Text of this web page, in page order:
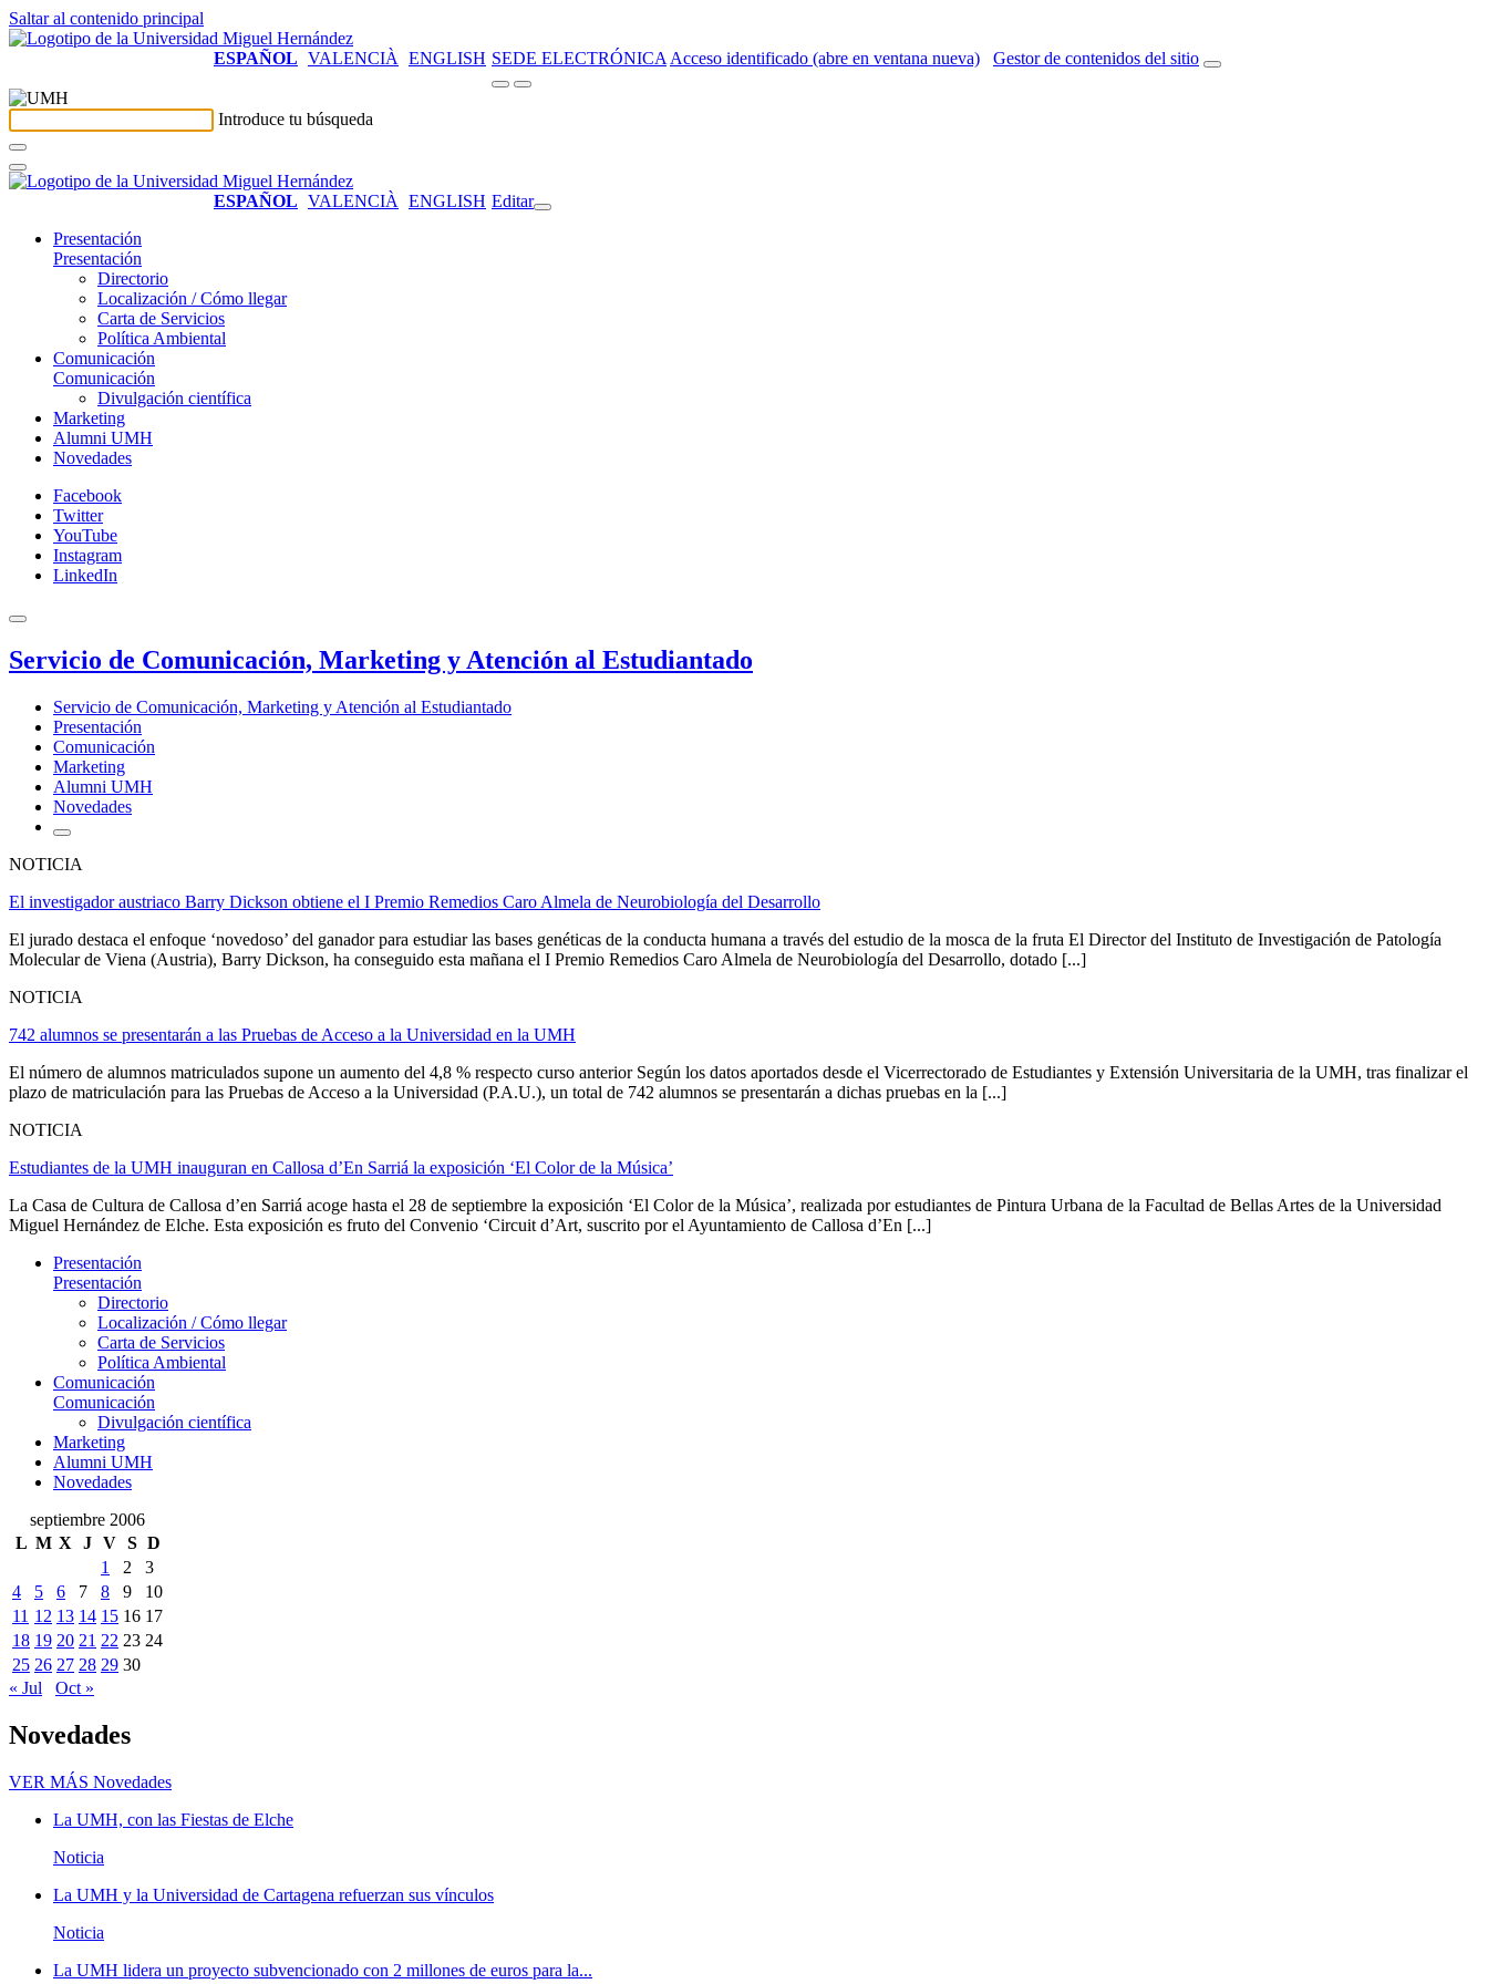
Saltar al contenido principal
ESPAÑOL VALENCIÀ ENGLISH SEDE ELECTRÓNICA Acceso identificado (abre en ventana nueva) Gestor de contenidos del sitio
Introduce tu búsqueda
ESPAÑOL VALENCIÀ ENGLISH Editar
Presentación
Presentación
Directorio
Localización / Cómo llegar
Carta de Servicios
Política Ambiental
Comunicación
Comunicación
Divulgación científica
Marketing
Alumni UMH
Novedades
Facebook
Twitter
YouTube
Instagram
LinkedIn
Servicio de Comunicación, Marketing y Atención al Estudiantado
Servicio de Comunicación, Marketing y Atención al Estudiantado
Presentación
Comunicación
Marketing
Alumni UMH
Novedades
NOTICIA
El investigador austriaco Barry Dickson obtiene el I Premio Remedios Caro Almela de Neurobiología del Desarrollo
El jurado destaca el enfoque ‘novedoso’ del ganador para estudiar las bases genéticas de la conducta humana a través del estudio de la mosca de la fruta El Director del Instituto de Investigación de Patología
Molecular de Viena (Austria), Barry Dickson, ha conseguido esta mañana el I Premio Remedios Caro Almela de Neurobiología del Desarrollo, dotado [...]
NOTICIA
742 alumnos se presentarán a las Pruebas de Acceso a la Universidad en la UMH
El número de alumnos matriculados supone un aumento del 4,8 % respecto curso anterior Según los datos aportados desde el Vicerrectorado de Estudiantes y Extensión Universitaria de la UMH, tras finalizar el
plazo de matriculación para las Pruebas de Acceso a la Universidad (P.A.U.), un total de 742 alumnos se presentarán a dichas pruebas en la [...]
NOTICIA
Estudiantes de la UMH inauguran en Callosa d’En Sarriá la exposición ‘El Color de la Música’
La Casa de Cultura de Callosa d’en Sarriá acoge hasta el 28 de septiembre la exposición ‘El Color de la Música’, realizada por estudiantes de Pintura Urbana de la Facultad de Bellas Artes de la Universidad
Miguel Hernández de Elche. Esta exposición es fruto del Convenio ‘Circuit d’Art, suscrito por el Ayuntamiento de Callosa d’En [...]
Presentación
Presentación
Directorio
Localización / Cómo llegar
Carta de Servicios
Política Ambiental
Comunicación
Comunicación
Divulgación científica
Marketing
Alumni UMH
Novedades
septiembre 2006
L M X J V S D
1
2
3
4
5 6 7 8 9
10
11 12 13 14 15 16 17
18 19 20 21 22 23 24
25 26 27 28 29 30
« Jul
Oct »
Novedades
VER MÁS Novedades
La UMH, con las Fiestas de Elche
Noticia
La UMH y la Universidad de Cartagena refuerzan sus vínculos
Noticia
La UMH lidera un proyecto subvencionado con 2 millones de euros para la...